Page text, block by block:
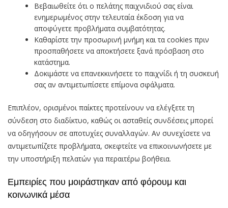
Βεβαιωθείτε ότι ο πελάτης παιχνιδιού σας είναι
ενημερωμένος στην τελευταία έκδοση για να
αποφύγετε προβλήματα συμβατότητας.
Καθαρίστε την προσωρινή μνήμη και τα cookies πριν
προσπαθήσετε να αποκτήσετε ξανά πρόσβαση στο
κατάστημα.
Δοκιμάστε να επανεκκινήσετε το παιχνίδι ή τη συσκευή
σας αν αντιμετωπίσετε επίμονα σφάλματα.
Επιπλέον, ορισμένοι παίκτες προτείνουν να ελέγξετε τη
σύνδεση στο διαδίκτυο, καθώς οι ασταθείς συνδέσεις μπορεί
να οδηγήσουν σε αποτυχίες συναλλαγών. Αν συνεχίσετε να
αντιμετωπίζετε προβλήματα, σκεφτείτε να επικοινωνήσετε με
την υποστήριξη πελατών για περαιτέρω βοήθεια.
Εμπειρίες που μοιράστηκαν από φόρουμ και
κοινωνικά μέσα